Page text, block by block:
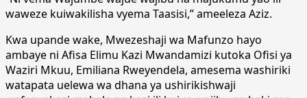
waweze kuiwakilisha vyema Taasisi,” ameeleza Aziz.
Kwa upande wake, Mwezeshaji wa Mafunzo hayo
ambaye ni Afisa Elimu Kazi Mwandamizi kutoka Ofisi ya
Waziri Mkuu, Emiliana Rweyendela, amesema washiriki
watapata uelewa wa dhana ya ushirikishwaji